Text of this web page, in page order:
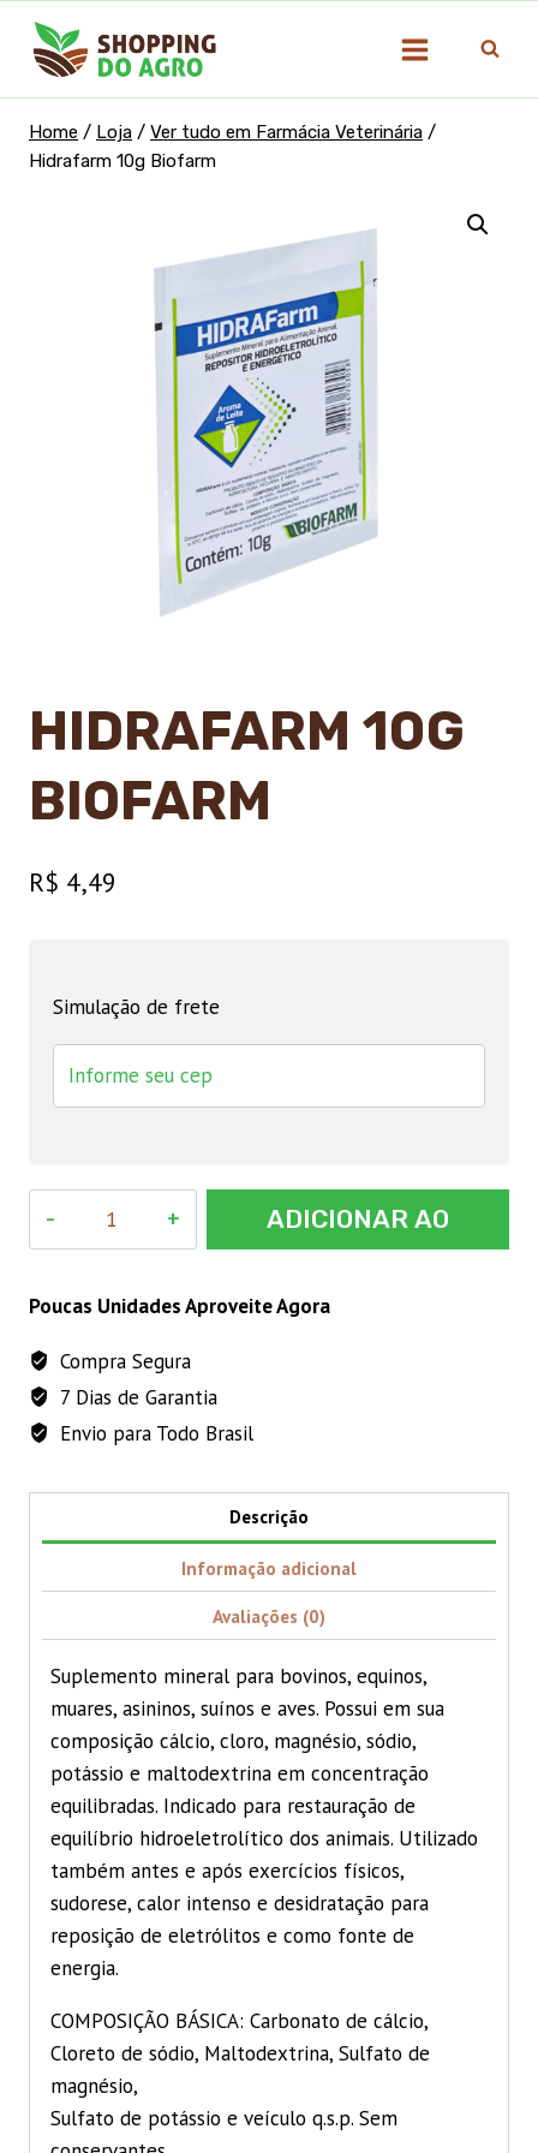
para
Home / Loja / Ver tudo em Farmácia Veterinária /
Hidrafarm 10g Biofarm
HIDRAFARM 10G
BIOFARM
R$ 4,49
Simulação de frete
quantidade
ADICIONAR AO
Poucas Unidades Aproveite Agora
Compra Segura
7 Dias de Garantia
Envio para Todo Brasil
Descrição
Informação adicional
Avaliações (0)
Suplemento mineral para bovinos, equinos,
muares, asininos, suínos e aves. Possui em sua
composição cálcio, cloro, magnésio, sódio,
potássio e maltodextrina em concentração
equilibradas. Indicado para restauração de
equilíbrio hidroeletrolítico dos animais. Utilizado
também antes e após exercícios físicos,
sudorese, calor intenso e desidratação para
reposição de eletrólitos e como fonte de
energia.
COMPOSIÇÃO BÁSICA: Carbonato de cálcio,
Cloreto de sódio, Maltodextrina, Sulfato de
magnésio,
Sulfato de potássio e veículo q.s.p. Sem